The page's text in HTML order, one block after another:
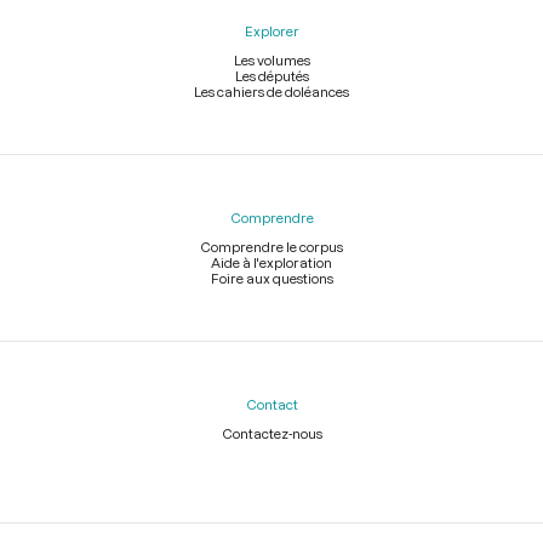
Explorer
Les volumes
Les députés
Les cahiers de doléances
Comprendre
Comprendre le corpus
Aide à l'exploration
Foire aux questions
Contact
Contactez-nous
Légal